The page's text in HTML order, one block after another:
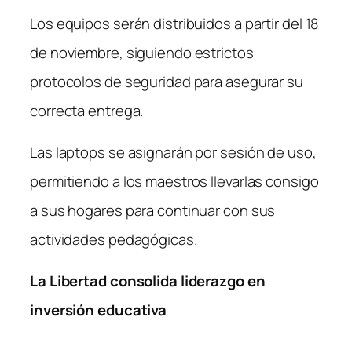
Los equipos serán distribuidos a partir del 18
de noviembre, siguiendo estrictos
protocolos de seguridad para asegurar su
correcta entrega.
Las laptops se asignarán por sesión de uso,
permitiendo a los maestros llevarlas consigo
a sus hogares para continuar con sus
actividades pedagógicas.
La Libertad consolida liderazgo en
inversión educativa